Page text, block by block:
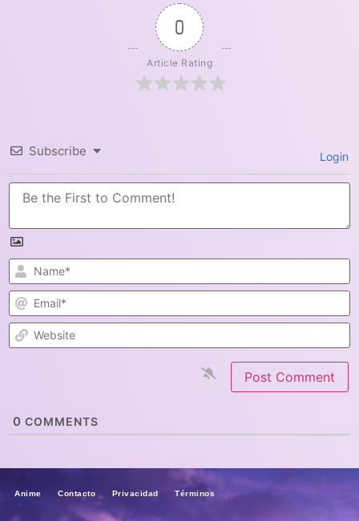
0
Article Rating
Subscribe Login
0 COMMENTS
Anime Contacto Privacidad Términos